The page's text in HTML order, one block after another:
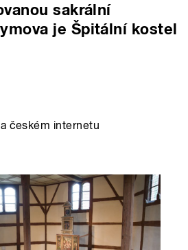
sakrální
je Špitální kostel
českém internetu